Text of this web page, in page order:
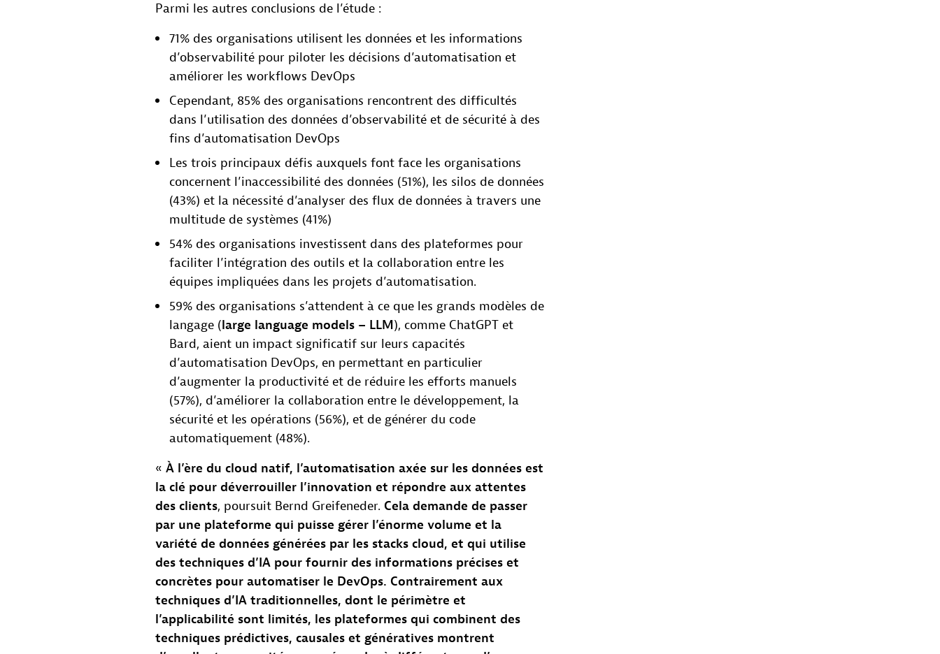
Parmi les autres conclusions de l’étude :
71% des organisations utilisent les données et les informations
d’observabilité pour piloter les décisions d’automatisation et
améliorer les workflows DevOps
Cependant, 85% des organisations rencontrent des difficultés
dans l’utilisation des données d’observabilité et de sécurité à des
fins d’automatisation DevOps
Les trois principaux défis auxquels font face les organisations
concernent l’inaccessibilité des données (51%), les silos de données
(43%) et la nécessité d’analyser des flux de données à travers une
multitude de systèmes (41%)
54% des organisations investissent dans des plateformes pour
faciliter l’intégration des outils et la collaboration entre les
équipes impliquées dans les projets d’automatisation.
59% des organisations s’attendent à ce que les grands modèles de
langage (large language models – LLM), comme ChatGPT et
Bard, aient un impact significatif sur leurs capacités
d’automatisation DevOps, en permettant en particulier
d’augmenter la productivité et de réduire les efforts manuels
(57%), d’améliorer la collaboration entre le développement, la
sécurité et les opérations (56%), et de générer du code
automatiquement (48%).
« À l’ère du cloud natif, l’automatisation axée sur les données est
la clé pour déverrouiller l’innovation et répondre aux attentes
des clients, poursuit Bernd Greifeneder. Cela demande de passer
par une plateforme qui puisse gérer l’énorme volume et la
variété de données générées par les stacks cloud, et qui utilise
des techniques d’IA pour fournir des informations précises et
concrètes pour automatiser le DevOps. Contrairement aux
techniques d’IA traditionnelles, dont le périmètre et
l’applicabilité sont limités, les plateformes qui combinent des
techniques prédictives, causales et génératives montrent